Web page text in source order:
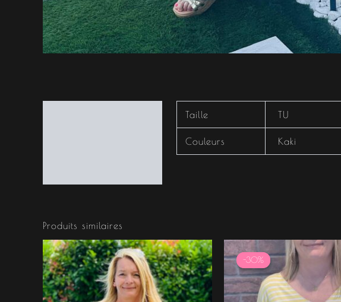
Taille TU
Couleurs Kaki
Produits similaires
-30%
-30%
prix
initial
était :
29.99 €.
Le
prix
20.99 €.